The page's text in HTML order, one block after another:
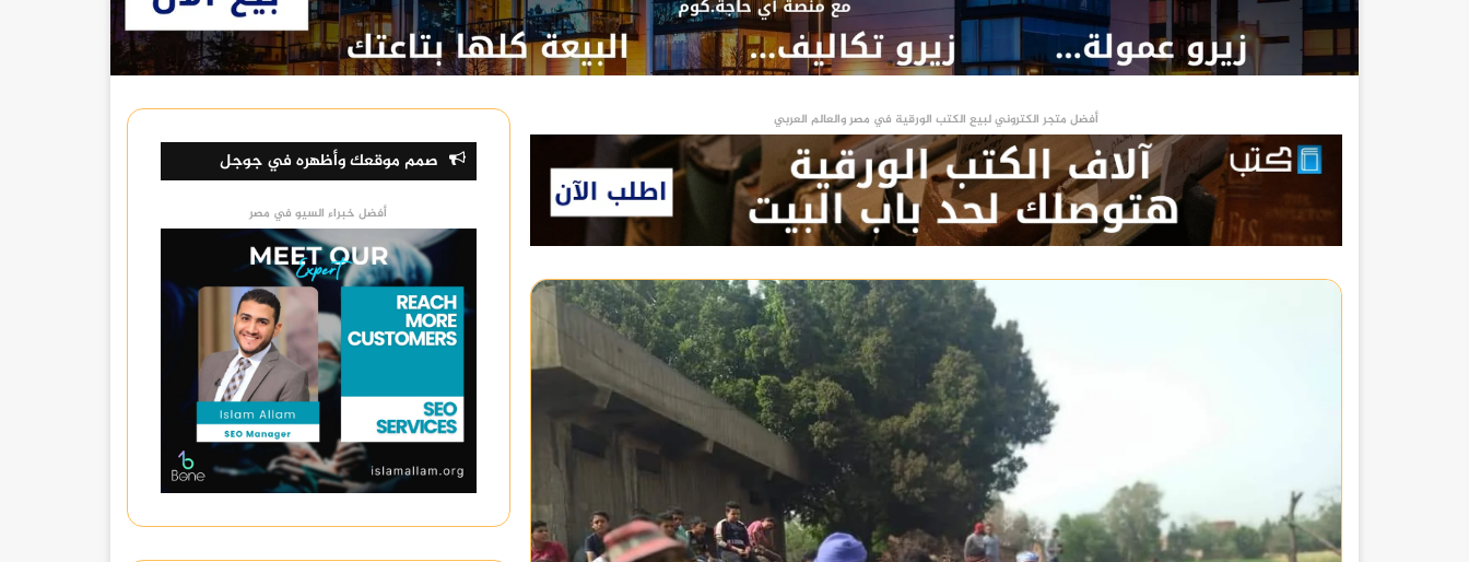
أفضل متجر الكتروني لبيع الكتب الورقية في مصر والعالم العربي
صمم موقعك وأظهره في جوجل
أفضل خبراء السيو في مصر